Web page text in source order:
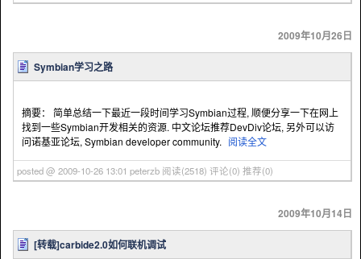
2009年10月26日
Symbian学习之路
摘要： 简单总结一下最近一段时间学习Symbian过程, 顺便分享一下在网上
找到一些Symbian开发相关的资源. 中文论坛推荐DevDiv论坛, 另外可以访
问诺基亚论坛, Symbian developer community. 阅读全文
posted @ 2009-10-26 13:01 peterzb 阅读(2518) 评论(0) 推荐(0)
2009年10月14日
[转载]carbide2.0如何联机调试